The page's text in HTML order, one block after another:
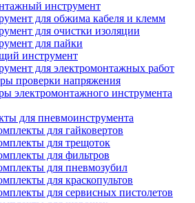
инструмент
для обжима кабеля и клемм
для очистки изоляции
для пайки
инструмент
для электромонтажных работ
проверки напряжения
электромонтажного инструмента
для пневмоинструмента
для гайковертов
для трещоток
для фильтров
для пневмозубил
для краскопультов
для сервисных пистолетов